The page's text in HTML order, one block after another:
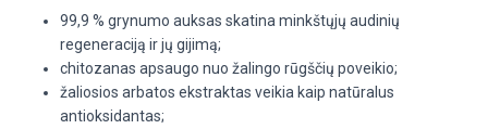
99,9 % grynumo auksas skatina minkštųjų audinių
regeneraciją ir jų gijimą;
chitozanas apsaugo nuo žalingo rūgščių poveikio;
žaliosios arbatos ekstraktas veikia kaip natūralus
antioksidantas;